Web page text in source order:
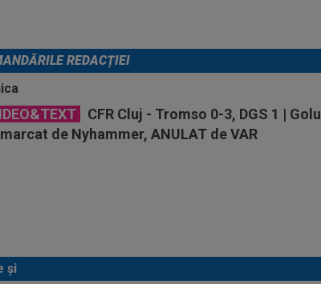
REDACȚIEI
CFR Cluj - Tromso 0-3, DGS 1 | Golul
de Nyhammer, ANULAT de VAR
și